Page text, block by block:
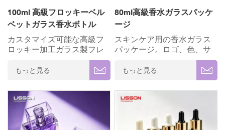
定性と保護性能に優れてい
ます。✓ 高級厚手のガラス
✓ 完全カスタマイズ
(OEM/ODM) ✓ 精度 ローシ
ョンポンプシステム ✓ ロゴ
ダンな 非対称幾何学デザイ
ン✓ 環境に優しいリサイク
いリサイクル可能
100ml 高級フロッキーベル
ベットガラス香水ボトル
カスタマイズ可能な高級フ
ロッキー加工ガラス製フレ
グランスボトルセットで、
あなたのフレグランスブラ
ンドをさらに格上げしまし
ょう。柔らかな手触りのベ
ルベットコーティングと精
密な微細ミストスプレーを
備え、比類のない感覚的な
もっと見る
80ml高級香水ガラスパッケ
ージ
スキンケア用の香水ガラス
パッケージ。ロゴ、色、サ
イズをカスタマイズできま
す。香水、美容液、クリー
ム、ローション、その他の
高級スキンケア製品に最適
です。
もっと見る